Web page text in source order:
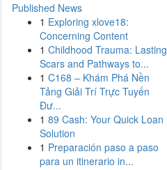
Published News
1 Exploring xlove18:
Concerning Content
1 Childhood Trauma: Lasting
Scars and Pathways to...
1 C168 – Khám Phá Nền
Tảng Giải Trí Trực Tuyến
Đư...
1 89 Cash: Your Quick Loan
Solution
1 Preparación paso a paso
para un itinerario in...